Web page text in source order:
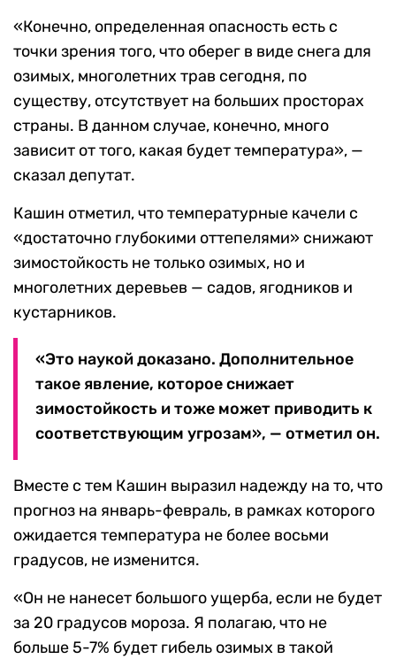
«Конечно, определенная опасность есть с
точки зрения того, что оберег в виде снега для
озимых, многолетних трав сегодня, по
существу, отсутствует на больших просторах
страны. В данном случае, конечно, много
зависит от того, какая будет температура», —
сказал депутат.
Кашин отметил, что температурные качели с
«достаточно глубокими оттепелями» снижают
зимостойкость не только озимых, но и
многолетних деревьев — садов, ягодников и
кустарников.
«Это наукой доказано. Дополнительное
такое явление, которое снижает
зимостойкость и тоже может приводить к
соответствующим угрозам», — отметил он.
Вместе с тем Кашин выразил надежду на то, что
прогноз на январь-февраль, в рамках которого
ожидается температура не более восьми
градусов, не изменится.
«Он не нанесет большого ущерба, если не будет
за 20 градусов мороза. Я полагаю, что не
больше 5-7% будет гибель озимых в такой